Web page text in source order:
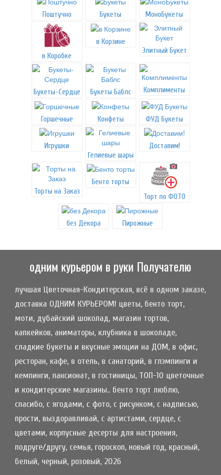
Поштучно Букеты МоноБукеты
в Коробке
в Корзине
Элитный Букет
Букеты-Сердце Букеты Баблс Комплименты
Горшечные Конфеты ФУД Букеты
Игрушки
Гелиевые шары
Доставим!
Торты на Заказ
Бенто торты
Торт по ФОТО
без Декора Пирожные
одним курьером в руки Получателю
лучшая Цветочная-Кондитерская, всё в одном заказе,
доставка ОДНИМ КУРЬЕРОМ! цветы, бенто торт,
моти, дубайский шоколад, магазин тортов,
капкейков, аниматоры, клубника в шоколаде,
сладкие букеты и вкусные эмоции на ДОМ, в офис,
ресторан, кафе, в отель, в санаторий, в глэмпинги и
кемпинги, пансионат, в гостиницы, ТОП-10 цветочные
и кондитерские магазины.. бенто торт люблю,
спасибо, с ягодами, с фото, с рисунком, с надписью,
прости, выздоравливай, с артистами, сердце, с
цветами, корпусные десерты для настроения,
подруге/другу, семья, гороскоп, новый год, красный,
белый, черный, розовый, 2026